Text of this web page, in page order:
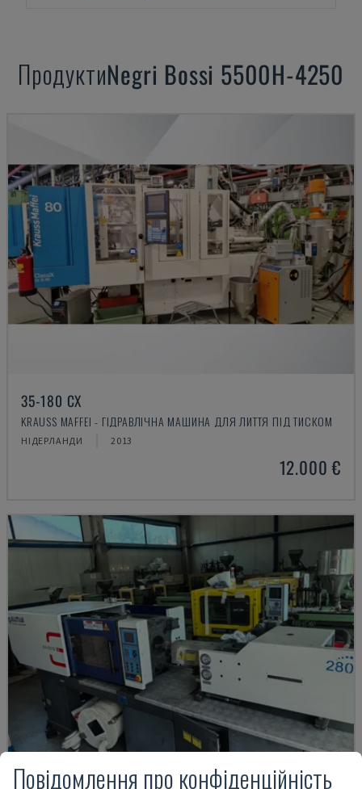
ПродуктиNegri Bossi 5500H-4250
35-180 CX
KRAUSS MAFFEI - ГІДРАВЛІЧНА МАШИНА ДЛЯ ЛИТТЯ ПІД ТИСКОМ
НІДЕРЛАНДИ 2013
12.000 €
Повідомлення про конфіденційність